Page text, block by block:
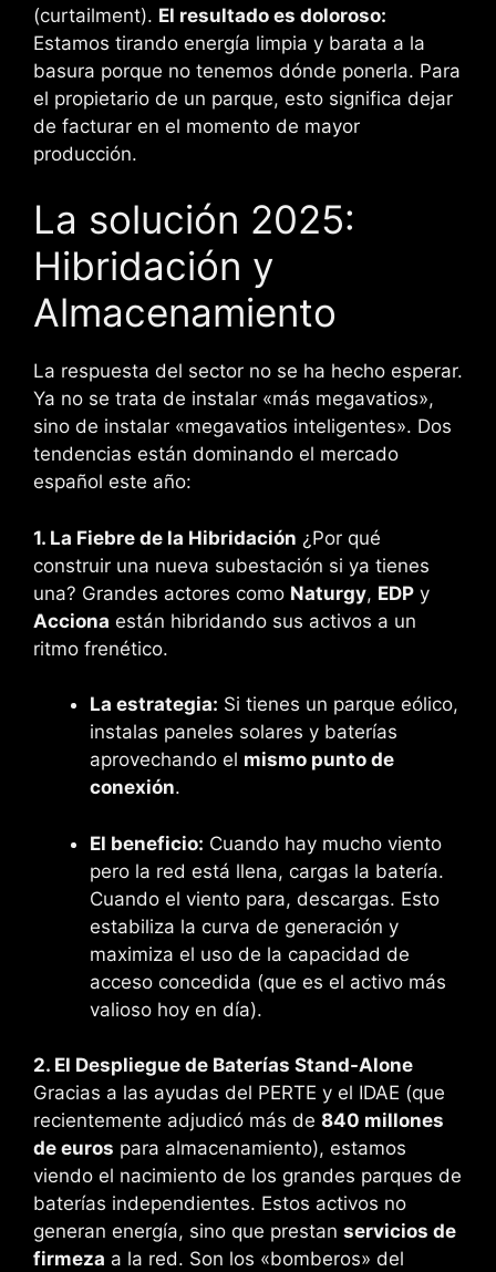
(curtailment). El resultado es doloroso:
Estamos tirando energía limpia y barata a la
basura porque no tenemos dónde ponerla. Para
el propietario de un parque, esto significa dejar
de facturar en el momento de mayor
producción.
La solución 2025:
Hibridación y
Almacenamiento
La respuesta del sector no se ha hecho esperar.
Ya no se trata de instalar «más megavatios»,
sino de instalar «megavatios inteligentes». Dos
tendencias están dominando el mercado
español este año:
1. La Fiebre de la Hibridación ¿Por qué
construir una nueva subestación si ya tienes
una? Grandes actores como Naturgy, EDP y
Acciona están hibridando sus activos a un
ritmo frenético.
La estrategia: Si tienes un parque eólico,
instalas paneles solares y baterías
aprovechando el mismo punto de
conexión.
El beneficio: Cuando hay mucho viento
pero la red está llena, cargas la batería.
Cuando el viento para, descargas. Esto
estabiliza la curva de generación y
maximiza el uso de la capacidad de
acceso concedida (que es el activo más
valioso hoy en día).
2. El Despliegue de Baterías Stand-Alone
Gracias a las ayudas del PERTE y el IDAE (que
recientemente adjudicó más de 840 millones
de euros para almacenamiento), estamos
viendo el nacimiento de los grandes parques de
baterías independientes. Estos activos no
generan energía, sino que prestan servicios de
firmeza a la red. Son los «bomberos» del